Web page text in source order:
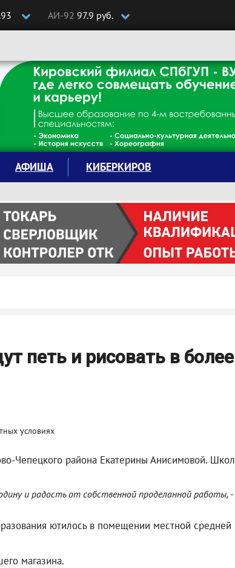
АИ-92 97.9 руб.
АФИША КИБЕРКИРОВ
петь и рисовать в более
Чепецкого района Екатерины Анисимовой.
и радость от собственной проделанной работы,
ютилось в помещении местной
магазина.